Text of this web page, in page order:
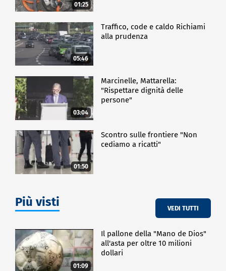
01:25
05:46
Traffico, code e caldo Richiami
alla prudenza
03:04
Marcinelle, Mattarella:
"Rispettare dignità delle
persone"
01:50
Scontro sulle frontiere "Non
cediamo a ricatti"
Più visti VEDI TUTTI
01:09
Il pallone della "Mano de Dios"
all'asta per oltre 10 milioni
dollari